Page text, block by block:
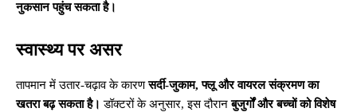
नुकसान पहुंच सकता है।
स्वास्थ्य पर असर
तापमान में उतार-चढ़ाव के कारणसर्दी-जुकाम, फ्लू और वायरल संक्रमण का
खतरा बढ़ सकता है। डॉक्टरों के अनुसार, इस दौरानबुजुर्गों और बच्चों को विशेष